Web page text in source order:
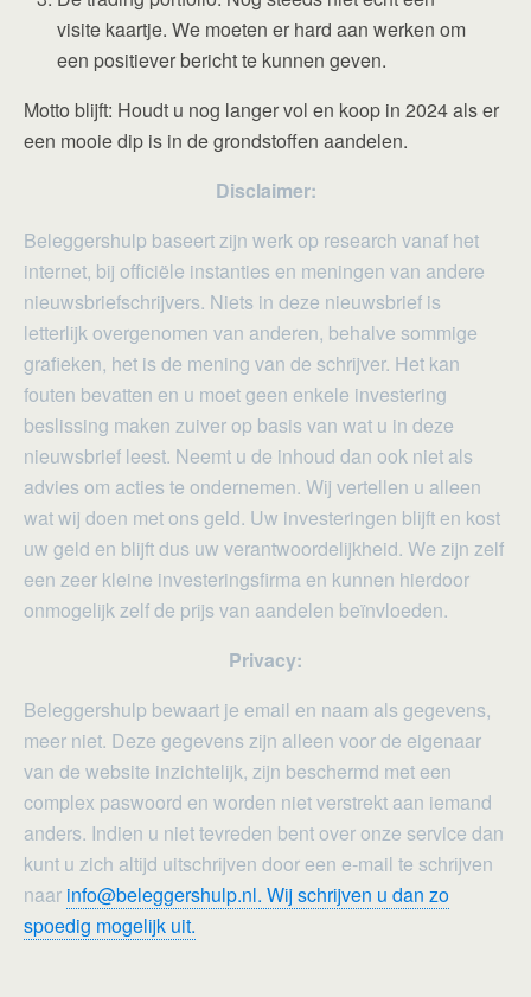
visite kaartje. We moeten er hard aan werken om
een positiever bericht te kunnen geven.
Motto blijft: Houdt u nog langer vol en koop in 2024 als er
een mooie dip is in de grondstoffen aandelen.
Disclaimer:
Beleggershulp baseert zijn werk op research vanaf het
internet, bij officiële instanties en meningen van andere
nieuwsbriefschrijvers. Niets in deze nieuwsbrief is
letterlijk overgenomen van anderen, behalve sommige
grafieken, het is de mening van de schrijver. Het kan
fouten bevatten en u moet geen enkele investering
beslissing maken zuiver op basis van wat u in deze
nieuwsbrief leest. Neemt u de inhoud dan ook niet als
advies om acties te ondernemen. Wij vertellen u alleen
wat wij doen met ons geld. Uw investeringen blijft en kost
uw geld en blijft dus uw verantwoordelijkheid. We zijn zelf
een zeer kleine investeringsfirma en kunnen hierdoor
onmogelijk zelf de prijs van aandelen beïnvloeden.
Privacy:
Beleggershulp bewaart je email en naam als gegevens,
meer niet. Deze gegevens zijn alleen voor de eigenaar
van de website inzichtelijk, zijn beschermd met een
complex paswoord en worden niet verstrekt aan iemand
anders. Indien u niet tevreden bent over onze service dan
kunt u zich altijd uitschrijven door een e-mail te schrijven
naar info@beleggershulp.nl. Wij schrijven u dan zo
spoedig mogelijk uit.